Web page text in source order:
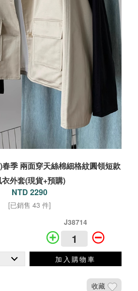
季 兩面穿天絲棉細格紋圓領短款
衣外套(現貨+預購)
NTD 2290
[已銷售 43 件]
J38714
加入購物車
收藏